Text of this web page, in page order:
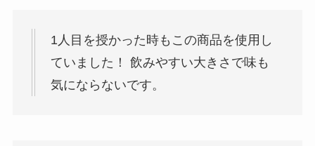
1人目を授かった時もこの商品を使用し
ていました！ 飲みやすい大きさで味も
気にならないです。